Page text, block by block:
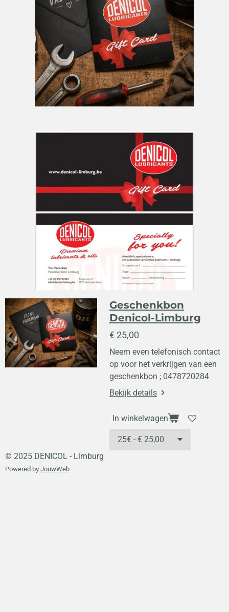
Geschenkbon
Denicol-Limburg
€ 25,00
Neem even telefonisch contact
op voor het verkrijgen van een
geschenkbon ; 0478720284
Bekijk details
In winkelwagen
© 2025 DENICOL - Limburg
Powered by JouwWeb